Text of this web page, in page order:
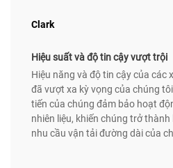
Clark
Hiệu suất và độ tin cậy vượt trội
Hiệu năng và độ tin cậy của các
đã vượt xa kỳ vọng của chúng
tiến của chúng đảm bảo hoạt
nhiên liệu, khiến chúng trở
nhu cầu vận tải đường dài của